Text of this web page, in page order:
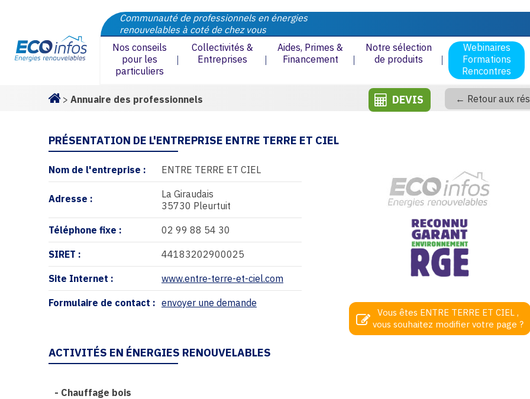
Communauté de professionnels en énergies
renouvelables à coté de chez vous
Nos conseils
pour les
particuliers
Collectivités &
Entreprises
Aides, Primes &
Financement
Notre sélection
de produits
Webinaires
Formations
Rencontres
> Annuaire des professionnels DEVIS ← Retour aux
PRÉSENTATION DE L'ENTREPRISE ENTRE TERRE ET CIEL
Nom de l'entreprise : ENTRE TERRE ET CIEL
Adresse :
La Giraudais
35730 Pleurtuit
Téléphone fixe : 02 99 88 54 30
SIRET : 44183202900025
Site Internet : www.entre-terre-et-ciel.com
Formulaire de contact : envoyer une demande
Vous êtes ENTRE TERRE ET CIEL ,
vous souhaitez modifier votre page ?
ACTIVITÉS EN ÉNERGIES RENOUVELABLES
- Chauffage bois